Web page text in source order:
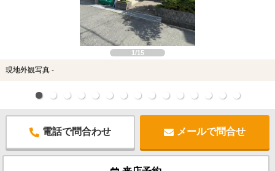
1/15
現地外観写真 -
電話で問合わせ メールで問合せ